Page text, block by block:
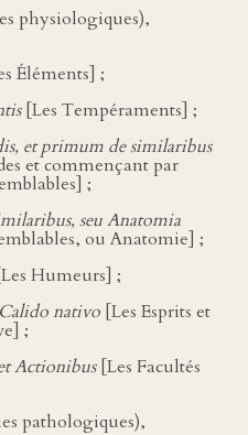
physiologiques),
Éléments] ;
[Les Tempéraments] ;
et primum de similaribus
et commençant par
;
seu Anatomia
ou Anatomie] ;
Humeurs] ;
nativo [Les Esprits et
;
Actionibus[Les Facultés
pathologiques),